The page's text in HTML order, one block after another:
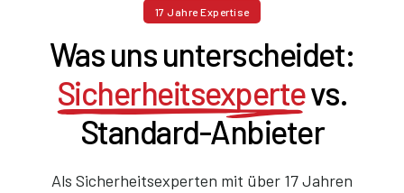
17 Jahre Expertise
Was uns unterscheidet:
Sicherheitsexpertevs.
Standard-Anbieter
Als Sicherheitsexperten mit über 17 Jahren